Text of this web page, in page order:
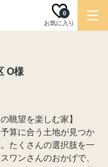
お気に入り
0
O様
眺望を楽しむ家】
算に合う土地が見つか
たくさんの選択肢を一
ワンさんのおかげで、